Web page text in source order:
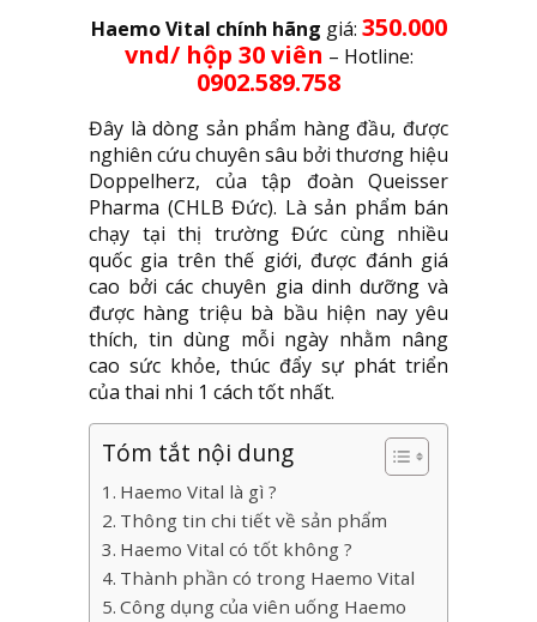
Haemo Vital chính hãng giá: 350.000
vnd/ hộp 30 viên – Hotline:
0902.589.758
Đây là dòng sản phẩm hàng đầu, được
nghiên cứu chuyên sâu bởi thương hiệu
Doppelherz, của tập đoàn Queisser
Pharma (CHLB Đức). Là sản phẩm bán
chạy tại thị trường Đức cùng nhiều
quốc gia trên thế giới, được đánh giá
cao bởi các chuyên gia dinh dưỡng và
được hàng triệu bà bầu hiện nay yêu
thích, tin dùng mỗi ngày nhằm nâng
cao sức khỏe, thúc đẩy sự phát triển
của thai nhi 1 cách tốt nhất.
Tóm tắt nội dung
Haemo Vital là gì ?
Thông tin chi tiết về sản phẩm
Haemo Vital có tốt không ?
Thành phần có trong Haemo Vital
Công dụng của viên uống Haemo